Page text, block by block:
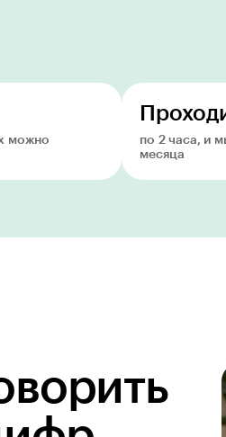
можно
по 2 часа, и
месяца